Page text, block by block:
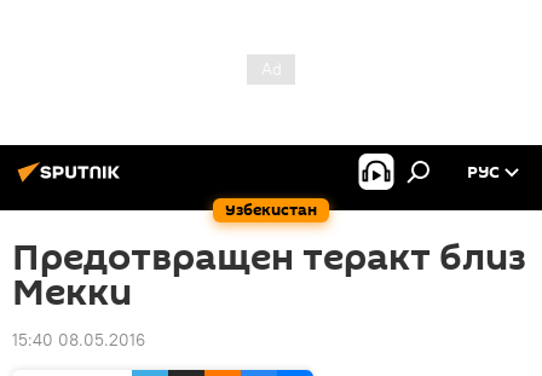
Узбекистан
РУС
Предотвращен теракт близ
Мекки
15:40 08.05.2016